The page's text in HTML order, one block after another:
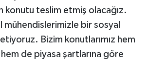
konutu teslim etmiş olacağız.
mühendislerimizle bir sosyal
Bizim konutlarımız hem
hem de piyasa şartlarına göre